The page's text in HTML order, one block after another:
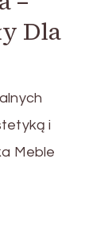
Dla
i
Meble